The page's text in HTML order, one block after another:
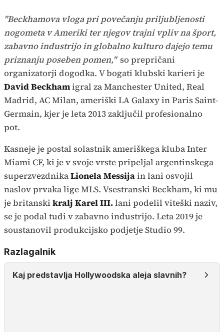
"Beckhamova vloga pri povečanju priljubljenosti
nogometa v Ameriki ter njegov trajni vpliv na šport,
zabavno industrijo in globalno kulturo dajejo temu
priznanju poseben pomen," so prepričani
organizatorji dogodka. V bogati klubski karieri je
David Beckhamigral za Manchester United, Real
Madrid, AC Milan, ameriški LA Galaxy in Paris Saint-
Germain, kjer je leta 2013 zaključil profesionalno
pot.
Kasneje je postal solastnik ameriškega kluba Inter
Miami CF, ki je v svoje vrste pripeljal argentinskega
superzvezdnikaLionela Messijain lani osvojil
naslov prvaka lige MLS. Vsestranski Beckham, ki mu
je britanski kralj Karel III.lani podelil viteški naziv,
se je podal tudi v zabavno industrijo. Leta 2019 je
soustanovil produkcijsko podjetje Studio 99.
Razlagalnik
Kaj predstavlja Hollywoodska aleja slavnih?